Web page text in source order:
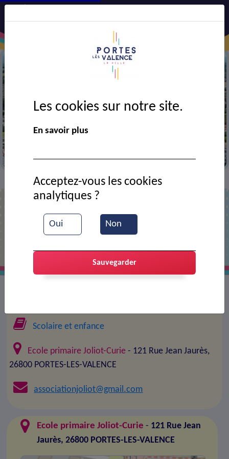
> Contact >Association Joliot-Curie
Association Joliot-Curie
Scolaire et enfance
Ecole primaire Joliot-Curie - 121 Rue Jean Jaurès,
26800 PORTES-LES-VALENCE
associationjoliot@gmail.com
Ecole primaire Joliot-Curie - 121 Rue Jean
Jaurès, 26800 PORTES-LES-VALENCE
Les cookies sur notre site.
En savoir plus
Oui Non
Acceptez-vous les cookies
analytiques ?
Sauvegarder